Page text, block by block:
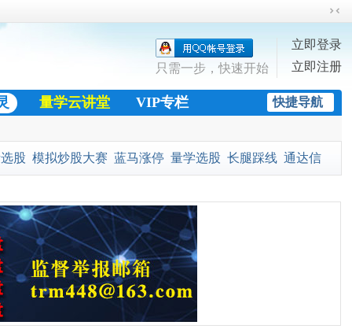
切
换
到
窄
立即登录
立即注册
只需一步，快速开始
快捷导航
量学云讲堂
VIP专栏
股 模拟炒股大赛 蓝马涨停 量学选股 长腿踩线 通达信